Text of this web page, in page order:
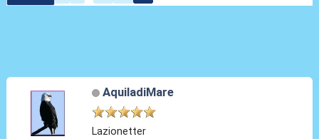
AquiladiMare
Lazionetter